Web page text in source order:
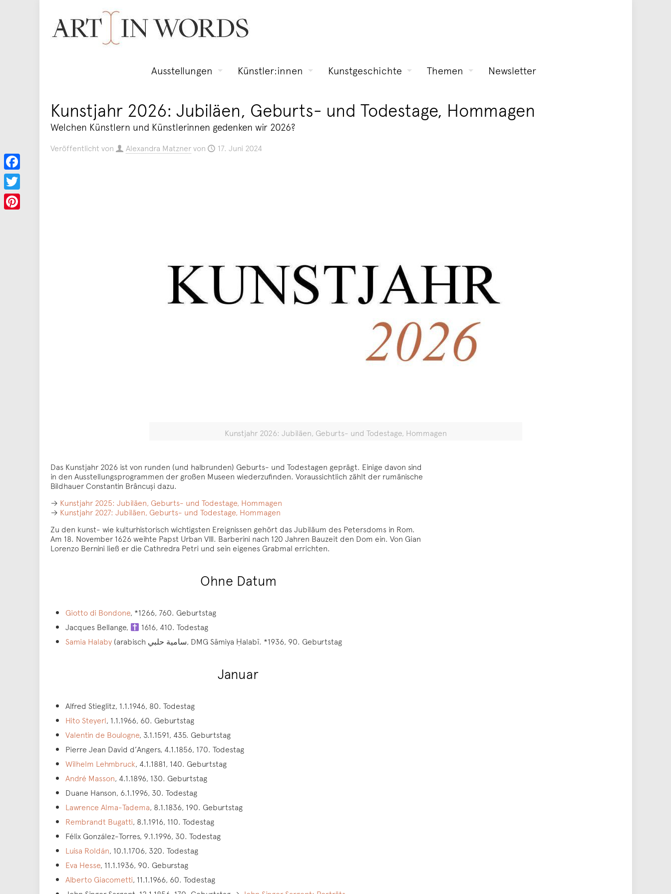
Ausstellungen Künstler:innen Kunstgeschichte Themen Newsletter
Kunstjahr 2026: Jubiläen, Geburts- und Todestage, Hommagen
Welchen Künstlern und Künstlerinnen gedenken wir 2026?
Veröffentlicht von Alexandra Matzner von 17. Juni 2024
Kunstjahr 2026: Jubiläen, Geburts- und Todestage, Hommagen
Das Kunstjahr 2026 ist von runden (und halbrunden) Geburts- und Todestagen geprägt. Einige davon sind
in den Ausstellungsprogrammen der großen Museen wiederzufinden. Voraussichtlich zählt der rumänische
Bildhauer Constantin Brâncuşi dazu.
→ Kunstjahr 2025: Jubiläen, Geburts- und Todestage, Hommagen
→ Kunstjahr 2027: Jubiläen, Geburts- und Todestage, Hommagen
Zu den kunst- wie kulturhistorisch wichtigsten Ereignissen gehört das Jubiläum des Petersdoms in Rom.
Am 18. November 1626 weihte Papst Urban VIII. Barberini nach 120 Jahren Bauzeit den Dom ein. Von Gian
Lorenzo Bernini ließ er die Cathredra Petri und sein eigenes Grabmal errichten.
Ohne Datum
Giotto di Bondone, *1266, 760. Geburtstag
Jacques Bellange,
1616, 410. Todestag
Samia Halaby
(arabisch سامية حلبي, DMG Sāmiya Ḥalabī. *1936, 90. Geburtstag
Januar
Alfred Stieglitz, 1.1.1946, 80. Todestag
Hito Steyerl, 1.1.1966, 60. Geburtstag
Valentin de Boulogne, 3.1.1591, 435. Geburtstag
Pierre Jean David d’Angers, 4.1.1856, 170. Todestag
Wilhelm Lehmbruck, 4.1.1881, 140. Geburtstag
André Masson, 4.1.1896, 130. Geburtstag
Duane Hanson, 6.1.1996, 30. Todestag
Lawrence Alma-Tadema, 8.1.1836, 190. Geburtstag
Rembrandt Bugatti, 8.1.1916, 110. Todestag
Félix González-Torres, 9.1.1996, 30. Todestag
Luisa Roldán, 10.1.1706, 320. Todestag
Eva Hesse, 11.1.1936, 90. Geburstag
Alberto Giacometti, 11.1.1966, 60. Todestag
Facebook
Twitter